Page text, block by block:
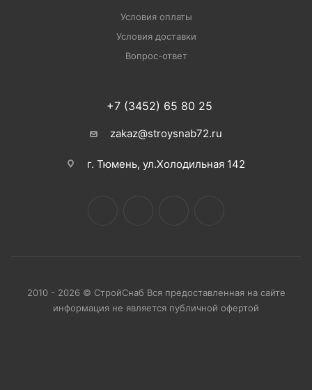
Условия оплаты
Условия доставки
Вопрос-ответ
+7 (3452) 65 80 25
zakaz@stroysnab72.ru
г. Тюмень, ул.Холодильная 142
2010 - 2026 © СтройСнаб Вся предоставленная на сайте
информация не является публичной офертой